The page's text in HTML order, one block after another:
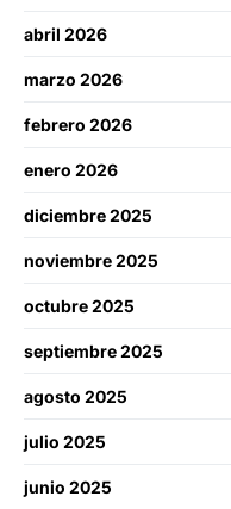
abril 2026
marzo 2026
febrero 2026
enero 2026
diciembre 2025
noviembre 2025
octubre 2025
septiembre 2025
agosto 2025
julio 2025
junio 2025